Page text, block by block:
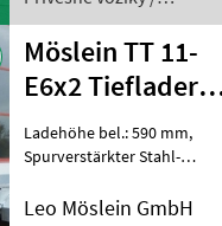
Möslein
Möslein TT 11-
E6x2 Tieflader
für Fräsen
breiten Rampen,
Ladehöhe bel.: 590 mm,
Spurverstärkter Stahl-
Rampen ( 2.550 mm lang x
Leo Möslein GmbH